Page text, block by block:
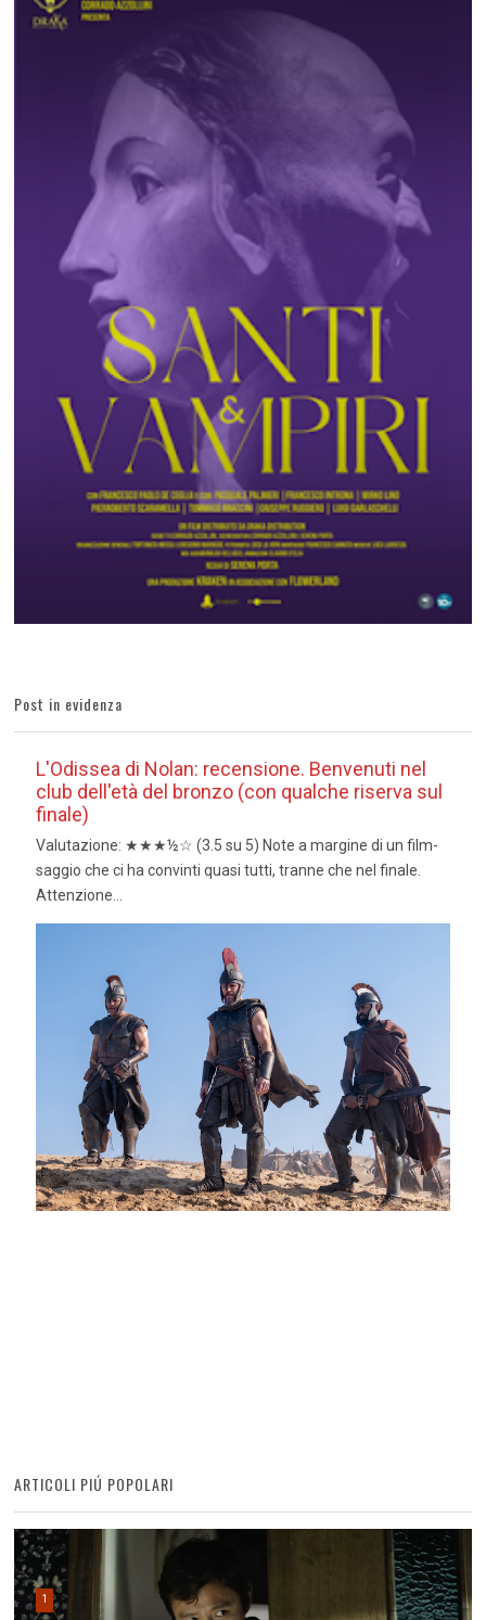
Post in evidenza
L'Odissea di Nolan: recensione. Benvenuti nel
club dell'età del bronzo (con qualche riserva sul
finale)
Valutazione: ★★★½☆ (3.5 su 5) Note a margine di un film-
saggio che ci ha convinti quasi tutti, tranne che nel finale.
Attenzione...
ARTICOLI PIÚ POPOLARI
1